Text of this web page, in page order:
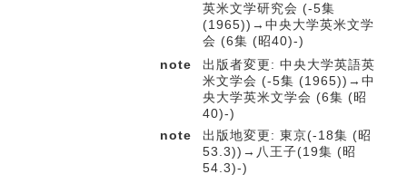
英米文学研究会 (-5集
(1965))→中央大学英米文学
会 (6集 (昭40)-)
note
出版者変更: 中央大学英語英
米文学会 (-5集 (1965))→中
央大学英米文学会 (6集 (昭
40)-)
note
出版地変更: 東京(-18集 (昭
53.3))→八王子(19集 (昭
54.3)-)